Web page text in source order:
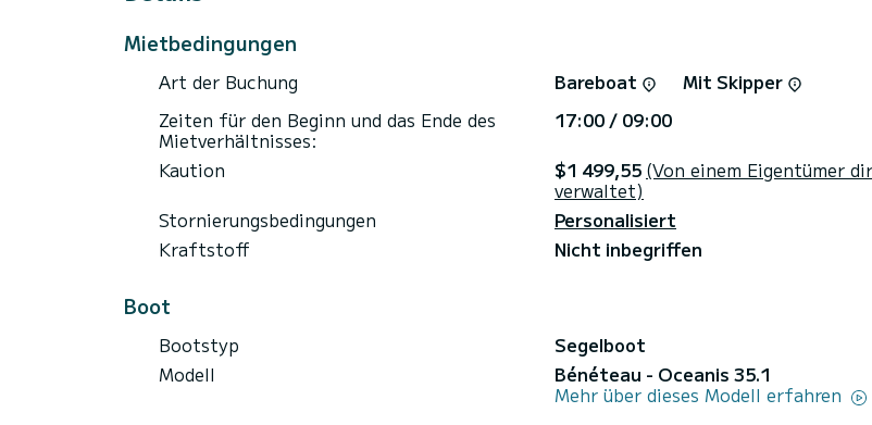
Mietbedingungen
Art der Buchung Bareboat
Mit Skipper
Zeiten für den Beginn und das Ende des
Mietverhältnisses:
17:00 / 09:00
Kaution
$1 499,55 (Von einem Eigentümer
verwaltet)
Stornierungsbedingungen
Personalisiert
Kraftstoff
Nicht inbegriffen
Boot
Bootstyp
Segelboot
Modell
Bénéteau - Oceanis 35.1
Mehr über dieses Modell erfahren